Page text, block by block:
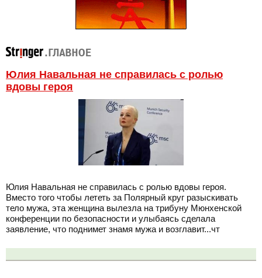
Юлия Навальная не справилась с ролью
вдовы героя
Юлия Навальная не справилась с ролью вдовы героя.
Вместо того чтобы лететь за Полярный круг разыскивать
тело мужа, эта женщина вылезла на трибуну Мюнхенской
конференции по безопасности и улыбаясь сделала
заявление, что поднимет знамя мужа и возглавит...чт